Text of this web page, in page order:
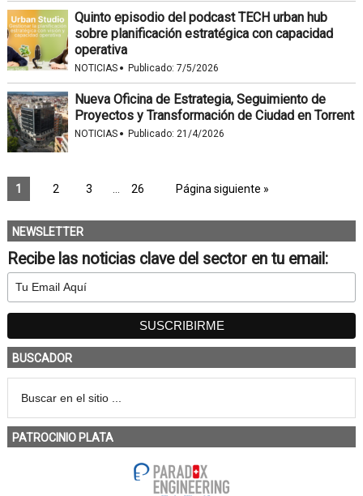
Quinto episodio del podcast TECH urban hub
sobre planificación estratégica con capacidad
operativa
NOTICIAS · Publicado: 7/5/2026
Nueva Oficina de Estrategia, Seguimiento de
Proyectos y Transformación de Ciudad en Torrent
NOTICIAS · Publicado: 21/4/2026
1 2 3 26 Página siguiente »
NEWSLETTER
Recibe las noticias clave del sector en tu email:
BUSCADOR
PATROCINIO PLATA